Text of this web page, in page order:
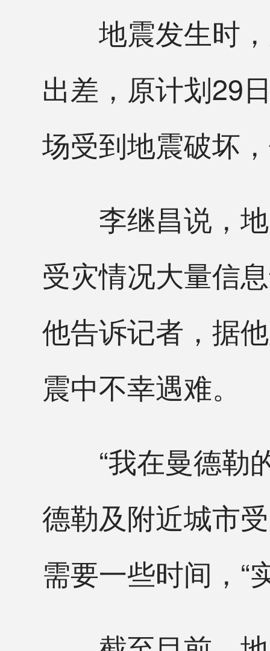
地震发生时，
出差，原计划29
场受到地震破坏
李继昌说，地
受灾情况大量信
他告诉记者，据
震中不幸遇难。
“我在曼德勒的
德勒及附近城市
需要一些时间，“